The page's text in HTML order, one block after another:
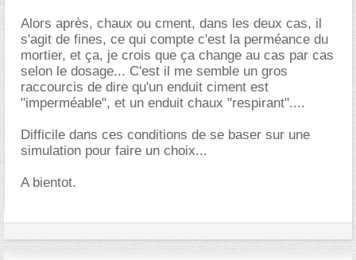
Alors après, chaux ou cment, dans les deux cas, il
s'agit de fines, ce qui compte c'est la perméance du
mortier, et ça, je crois que ça change au cas par cas
selon le dosage... C'est il me semble un gros
raccourcis de dire qu'un enduit ciment est
"imperméable", et un enduit chaux "respirant"....
Difficile dans ces conditions de se baser sur une
simulation pour faire un choix...
A bientot.